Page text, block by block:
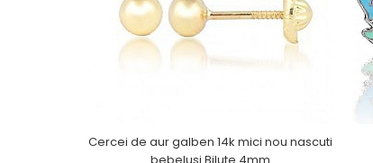
Cercei de aur galben 14k mici nou nascuti